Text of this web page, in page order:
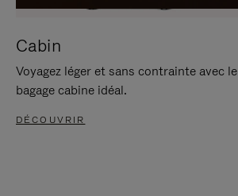
Cabin
Voyagez léger et sans contrainte avec le
bagage cabine idéal.
DÉCOUVRIR